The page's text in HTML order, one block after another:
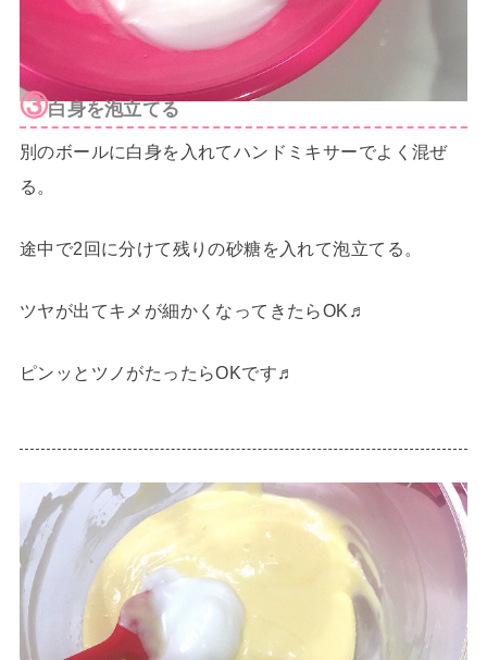
③白身を泡立てる
別のボールに白身を入れてハンドミキサーでよく混ぜ
る。
途中で2回に分けて残りの砂糖を入れて泡立てる。
ツヤが出てキメが細かくなってきたらOK♬
ピンッとツノがたったらOKです♬